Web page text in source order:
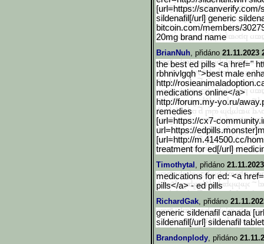
[url=https://scanverify.com/
sildenafil[/url] generic
bitcoin.com/members/
20mg brand name
BrianNuh, přidáno 21.11.2023
the best ed pills <a href="
rbhnivlgqh ">best male
http://
medications online</a>
http://forum.my-yo.ru/awa
remedies
[url=https://cx7-communit
url=https://
[url=http://m.414500.cc/
treatment for ed[/url]
Timothytal , přidáno
medications for ed: <a
pills</a> - ed pills
RichardGak, přidáno
generic sildenafil canada
sildenafil[/url] sildenafil
Brandonplody, přidáno